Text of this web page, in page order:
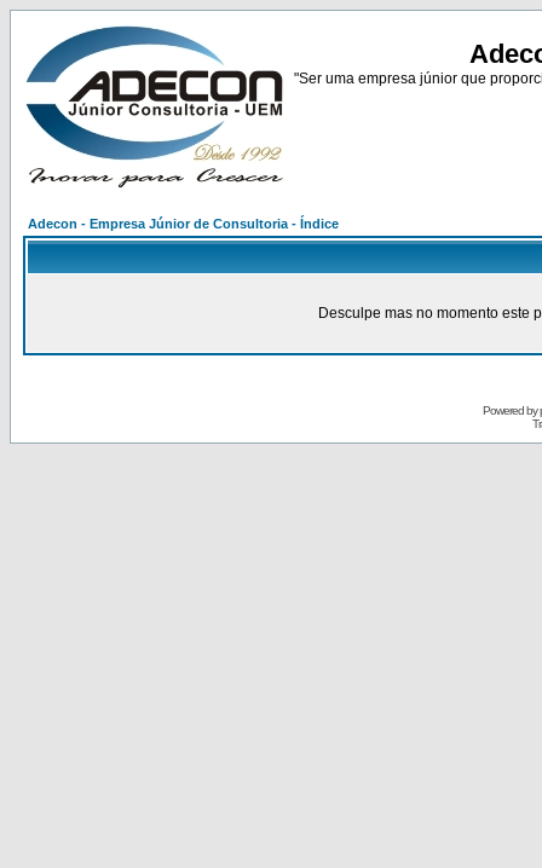
"Ser uma empresa júnior que
Adecon - Empresa Júnior de Consultoria - Índice
Desculpe mas no momento este
Powered by